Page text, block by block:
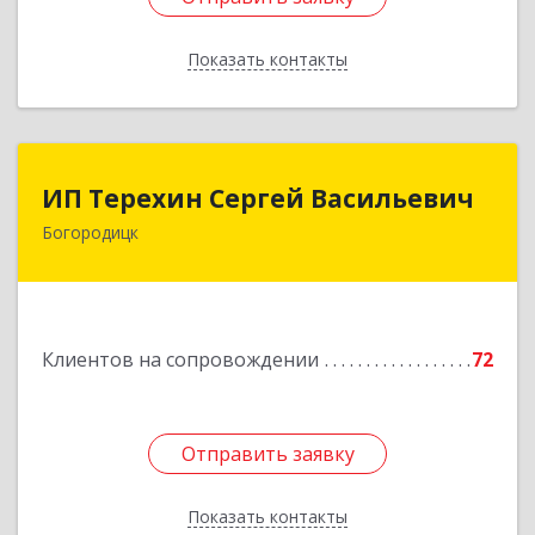
Показать контакты
Назад
ИП Терехин Сергей Васильевич
Богородицк
Клиентов на сопровождении 72
Отправить заявку
Показать контакты
ИП Терехин Сергей Васильевич
301831, Тульская обл, Богородицкий р-н,
Отправить заявку
Назад